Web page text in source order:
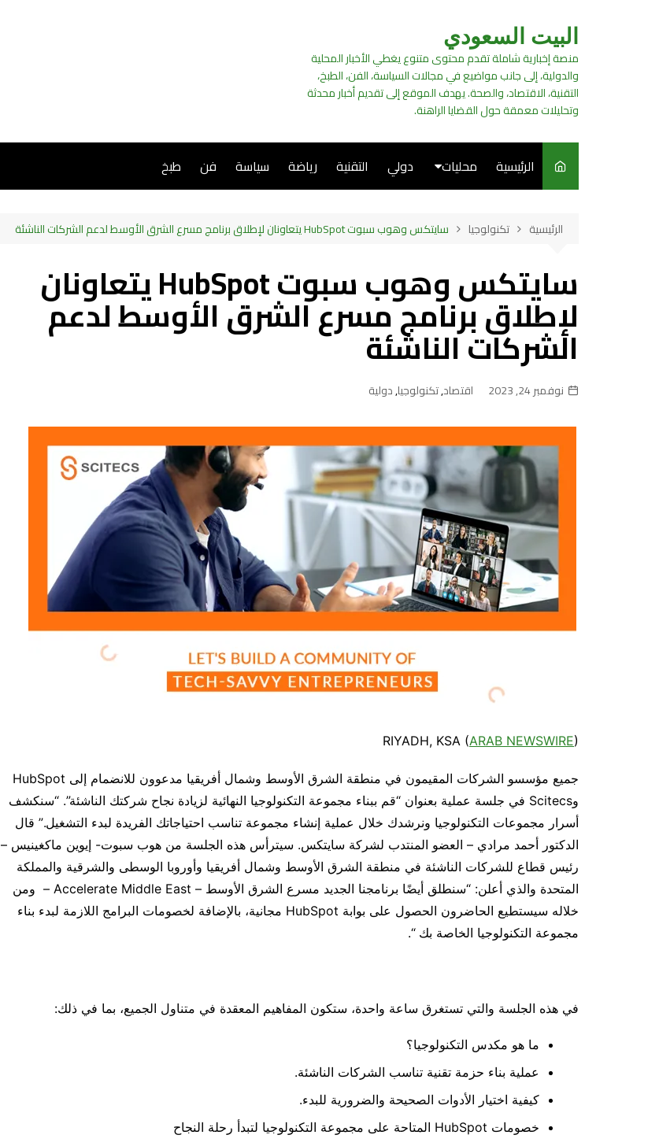
البيت السعودي
منصة إخبارية شاملة تقدم محتوى متنوع يغطي الأخبار المحلية
والدولية، إلى جانب مواضيع في مجالات السياسة، الفن، الطبخ،
التقنية، الاقتصاد، والصحة. يهدف الموقع إلى تقديم أخبار محدثة
وتحليلات معمقة حول القضايا الراهنة.
الرئيسية محليات
طبخ
دولي التقنية رياضة سياسة فن طبخ
الرئيسية تكنولوجيا سايتكس وهوب سبوت HubSpot يتعاونان لإطلاق برنامج مسرع الشرق الأوسط لدعم الشركات الناشئة
سايتكس وهوب سبوت HubSpot يتعاونان
لإطلاق برنامج مسرع الشرق الأوسط لدعم
الشركات الناشئة
نوفمبر 24, 2023 اقتصاد,تكنولوجيا,دولية
RIYADH, KSA (ARAB NEWSWIRE)
جميع مؤسسو الشركات المقيمون في منطقة الشرق الأوسط وشمال أفريقيا مدعوون للانضمام إلى HubSpot
وScitecs في جلسة عملية بعنوان “قم ببناء مجموعة التكنولوجيا النهائية لزيادة نجاح شركتك الناشئة”. “سنكشف
أسرار مجموعات التكنولوجيا ونرشدك خلال عملية إنشاء مجموعة تناسب احتياجاتك الفريدة لبدء التشغيل.” قال
الدكتور أحمد مرادي – العضو المنتدب لشركة سايتكس. سيترأس هذه الجلسة من هوب سبوت- إيوين ماكغينيس –
رئيس قطاع للشركات الناشئة في منطقة الشرق الأوسط وشمال أفريقيا وأوروبا الوسطى والشرقية والمملكة
المتحدة والذي أعلن: “سنطلق أيضًا برنامجنا الجديد مسرع الشرق الأوسط – Accelerate Middle East – ومن
خلاله سيستطيع الحاضرون الحصول على بوابة HubSpot مجانية، بالإضافة لخصومات البرامج اللازمة لبدء بناء
مجموعة التكنولوجيا الخاصة بك “.
في هذه الجلسة والتي تستغرق ساعة واحدة، ستكون المفاهيم المعقدة في متناول الجميع، بما في ذلك:
ما هو مكدس التكنولوجيا؟
عملية بناء حزمة تقنية تناسب الشركات الناشئة.
كيفية اختيار الأدوات الصحيحة والضرورية للبدء.
خصومات HubSpot المتاحة على مجموعة التكنولوجيا لتبدأ رحلة النجاح